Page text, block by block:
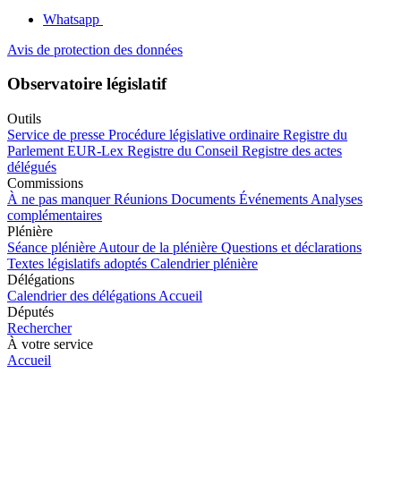
Whatsapp
Avis de protection des données
Observatoire législatif
Outils
Service de presse Procédure législative ordinaire Registre du
Parlement EUR-Lex Registre du Conseil Registre des actes
délégués
Commissions
À ne pas manquer Réunions Documents Événements Analyses
complémentaires
Plénière
Séance plénière Autour de la plénière Questions et déclarations
Textes législatifs adoptés Calendrier plénière
Délégations
Calendrier des délégations Accueil
Députés
Rechercher
À votre service
Accueil